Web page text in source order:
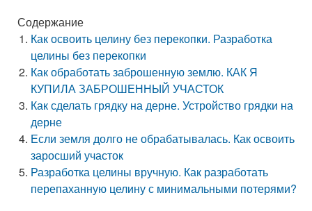
Содержание
Как освоить целину без перекопки. Разработка
целины без перекопки
Как обработать заброшенную землю. КАК Я
КУПИЛА ЗАБРОШЕННЫЙ УЧАСТОК
Как сделать грядку на дерне. Устройство грядки на
дерне
Если земля долго не обрабатывалась. Как освоить
заросший участок
Разработка целины вручную. Как разработать
перепаханную целину с минимальными потерями?